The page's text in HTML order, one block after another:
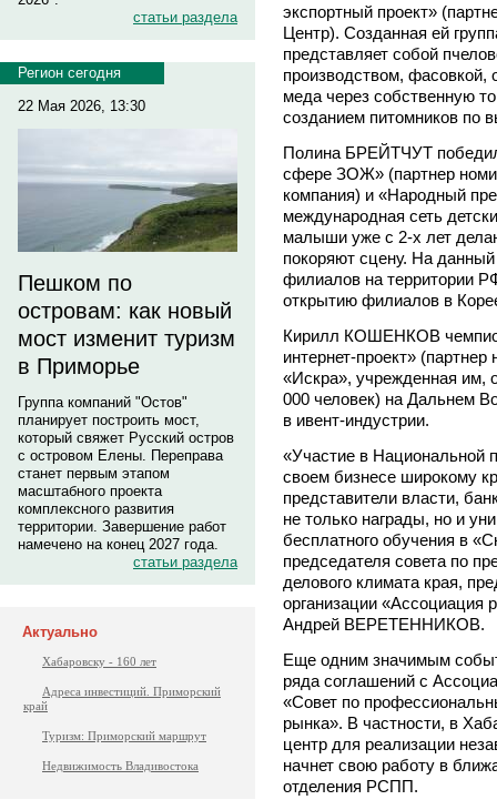
статьи раздела
Регион сегодня
22 Мая 2026, 13:30
Пешком по
островам: как новый
мост изменит туризм
в Приморье
Группа компаний "Остов"
планирует построить мост,
который свяжет Русский остров
с островом Елены. Переправа
станет первым этапом
масштабного проекта
комплексного развития
территории. Завершение работ
намечено на конец 2027 года.
статьи раздела
Актуально
Хабаровску - 160 лет
Адреса инвестиций. Приморский
край
Туризм: Приморский маршрут
Недвижимость Владивостока
экспортный проект»
Центр). Созданная ей
представляет собой
производством, фасовкой,
меда через собственную
созданием питомников по
Полина БРЕЙТЧУТ
сфере ЗОЖ» (партнер
компания) и «Народный
международная сеть
малыши уже с 2-х лет
покоряют сцену. На
филиалов на территории
открытию филиалов в
Кирилл КОШЕНКОВ
интернет-проект»
«Искра», учрежденная им,
000 человек) на Дальнем
в ивент-индустрии.
«Участие в Национальной
своем бизнесе широкому
представители власти,
не только награды, но и
бесплатного обучения в
председателя совета по
делового климата края,
организации «Ассоциация
Андрей ВЕРЕТЕННИКОВ.
Еще одним значимым
ряда соглашений с
«Совет по
рынка». В частности, в
центр для реализации
начнет свою работу в
отделения РСПП.